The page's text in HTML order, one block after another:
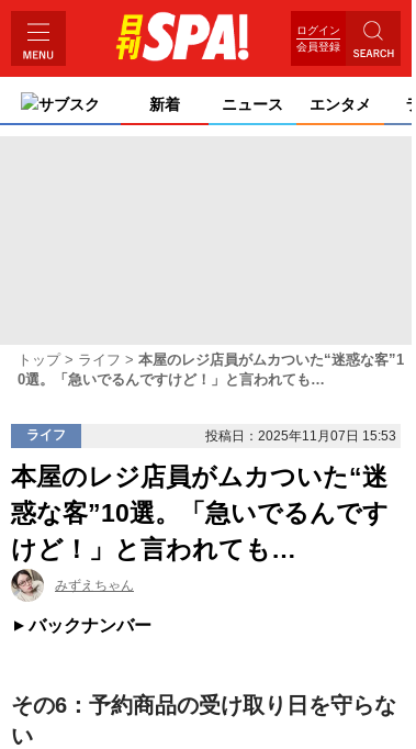
ログイン
会員登録
サブスク 新着 ニュース エンタメ
トップ ライフ
本屋のレジ店員がムカついた“迷惑な客”1
0選。「急いでるんですけど！」と言われても…
ライフ 投稿日：2025年11月07日 15:53
本屋のレジ店員がムカついた“迷
惑な客”10選。「急いでるんです
けど！」と言われても…
みずえちゃん
バックナンバー
その6：予約商品の受け取り日を守らな
い